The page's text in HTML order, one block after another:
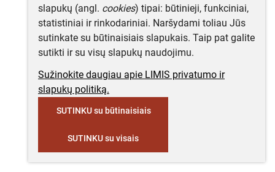
slapukų (angl. cookies) tipai: būtinieji, funkciniai,
statistiniai ir rinkodariniai. Naršydami toliau Jūs
sutinkate su būtinaisiais slapukais. Taip pat galite
sutikti ir su visų slapukų naudojimu.
Sužinokite daugiau apie LIMIS privatumo ir
slapukų politiką.
SUTINKU su būtinaisiais
SUTINKU su visais